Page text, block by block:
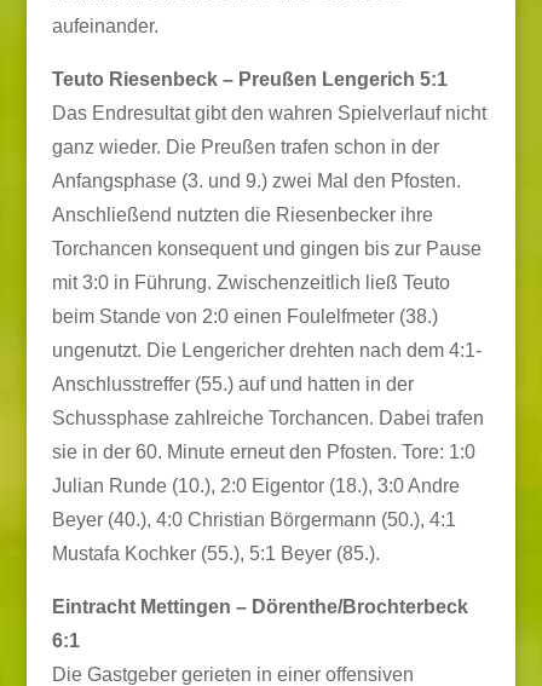
aufeinander.
Teuto Riesenbeck – Preußen Lengerich 5:1
Das Endresultat gibt den wahren Spielverlauf nicht
ganz wieder. Die Preußen trafen schon in der
Anfangsphase (3. und 9.) zwei Mal den Pfosten.
Anschließend nutzten die Riesenbecker ihre
Torchancen konsequent und gingen bis zur Pause
mit 3:0 in Führung. Zwischenzeitlich ließ Teuto
beim Stande von 2:0 einen Foulelfmeter (38.)
ungenutzt. Die Lengericher drehten nach dem 4:1-
Anschlusstreffer (55.) auf und hatten in der
Schussphase zahlreiche Torchancen. Dabei trafen
sie in der 60. Minute erneut den Pfosten. Tore: 1:0
Julian Runde (10.), 2:0 Eigentor (18.), 3:0 Andre
Beyer (40.), 4:0 Christian Börgermann (50.), 4:1
Mustafa Kochker (55.), 5:1 Beyer (85.).
Eintracht Mettingen – Dörenthe/Brochterbeck
6:1
Die Gastgeber gerieten in einer offensiven